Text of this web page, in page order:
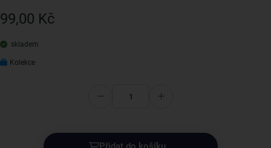
99,00 Kč
skladem
Kolekce